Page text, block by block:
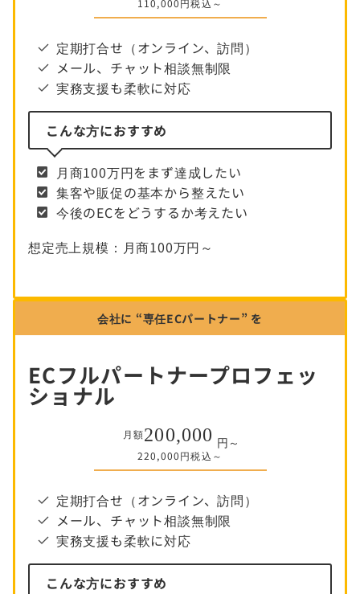
110,000円税込～
定期打合せ（オンライン、訪問）
メール、チャット相談無制限
実務支援も柔軟に対応
こんな方におすすめ
月商100万円をまず達成したい
集客や販促の基本から整えたい
今後のECをどうするか考えたい
想定売上規模：月商100万円～
会社に “専任ECパートナー” を
ECフルパートナープロフェッ
ショナル
月額200,000 円～
220,000円税込～
定期打合せ（オンライン、訪問）
メール、チャット相談無制限
実務支援も柔軟に対応
こんな方におすすめ